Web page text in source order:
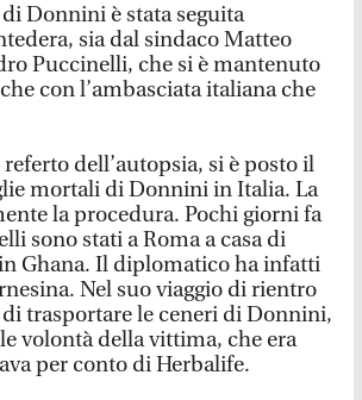
Donnini è stata seguita
sia dal sindaco Matteo
Puccinelli, che si è mantenuto
con l’ambasciata italiana che
dell’autopsia, si è posto il
mortali di Donnini in Italia. La
la procedura. Pochi giorni fa
sono stati a Roma a casa di
Ghana. Il diplomatico ha infatti
Nel suo viaggio di rientro
trasportare le ceneri di Donnini,
volontà della vittima, che era
per conto di Herbalife.